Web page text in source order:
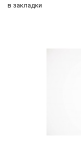
в закладки